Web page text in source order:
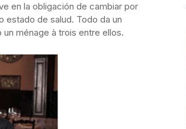
en la obligación de cambiar por
estado de salud. Todo da un
ménage à trois entre ellos.